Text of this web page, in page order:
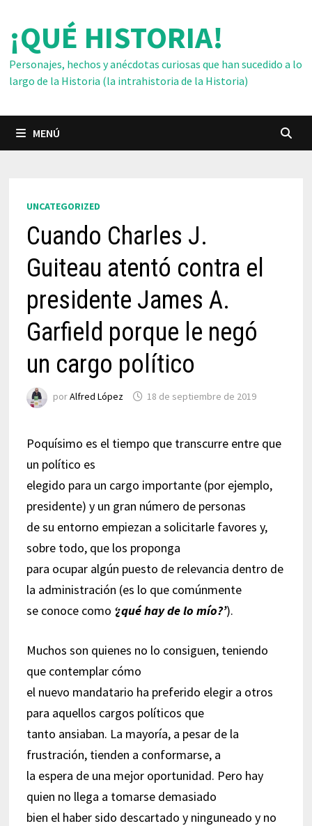
contenido
¡QUÉ HISTORIA!
Personajes, hechos y anécdotas curiosas que han sucedido a lo
largo de la Historia (la intrahistoria de la Historia)
MENÚ
UNCATEGORIZED
Cuando Charles J.
Guiteau atentó contra el
presidente James A.
Garfield porque le negó
un cargo político
porAlfred López 18 de septiembre de 2019
Poquísimo es el tiempo que transcurre entre que
un político es
elegido para un cargo importante (por ejemplo,
presidente) y un gran número de personas
de su entorno empiezan a solicitarle favores y,
sobre todo, que los proponga
para ocupar algún puesto de relevancia dentro de
la administración (es lo que comúnmente
se conoce como ‘¿qué hay de lo mío?’).
Muchos son quienes no lo consiguen, teniendo
que contemplar cómo
el nuevo mandatario ha preferido elegir a otros
para aquellos cargos políticos que
tanto ansiaban. La mayoría, a pesar de la
frustración, tienden a conformarse, a
la espera de una mejor oportunidad. Pero hay
quien no llega a tomarse demasiado
bien el haber sido descartado y ninguneado y no